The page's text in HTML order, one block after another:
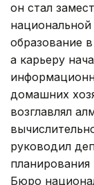
он стал
образование
а карьеру
домашних
возглавлял
руководил
Бюро